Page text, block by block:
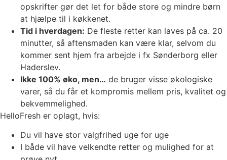
opskrifter gør det let for både store og mindre børn
at hjælpe til i køkkenet.
Tid i hverdagen: De fleste retter kan laves på ca. 20
minutter, så aftensmaden kan være klar, selvom du
kommer sent hjem fra arbejde i fx Sønderborg eller
Haderslev.
Ikke 100% øko, men… de bruger visse økologiske
varer, så du får et kompromis mellem pris, kvalitet og
bekvemmelighed.
HelloFresh er oplagt, hvis:
Du vil have stor valgfrihed uge for uge
I både vil have velkendte retter og mulighed for at